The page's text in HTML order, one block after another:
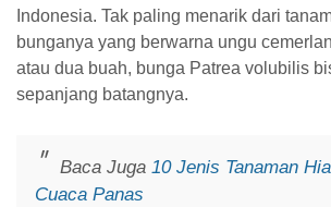
Indonesia. Tak paling menarik dari
bunganya yang berwarna ungu
atau dua buah, bunga Patrea volubilis
sepanjang batangnya.
Baca Juga 10 Jenis Tanaman
Cuaca Panas